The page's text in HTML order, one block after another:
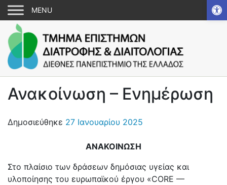
Ανακοίνωση – Ενημέρωση
Δημοσιεύθηκε 27 Ιανουαρίου 2025
ΑΝΑΚΟΙΝΩΣΗ
Στο πλαίσιο των δράσεων δημόσιας υγείας και
υλοποίησης του ευρωπαϊκού έργου «CORE —